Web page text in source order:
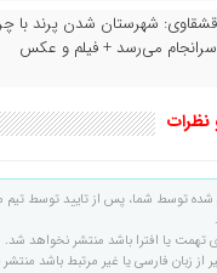
قشقاوی: شهرستان شدن پرند با
سرانجام می‌رسد + فیلم و عکس
نظرات
شده توسط شما، پس از تایید توسط
تهمت یا افترا باشد منتشر نخواهد شد.
از زبان فارسی یا غیر مرتبط باشد